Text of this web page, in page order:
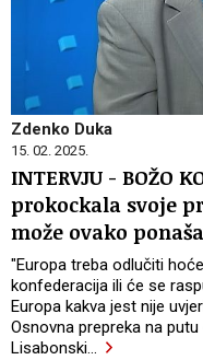
Zdenko Duka
15. 02. 2025.
INTERVJU - BOŽO
prokockala svoje
može ovako
"Europa treba odlučiti
konfederacija ili će se
Europa kakva jest nije
Osnovna prepreka na
Lisabonski…